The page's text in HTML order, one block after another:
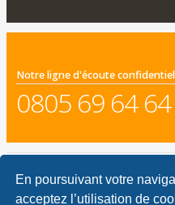
En poursuivant votre
acceptez l’utilisation de
Notre ligne d'écoute
0805 69 64 64
Accueil du forum